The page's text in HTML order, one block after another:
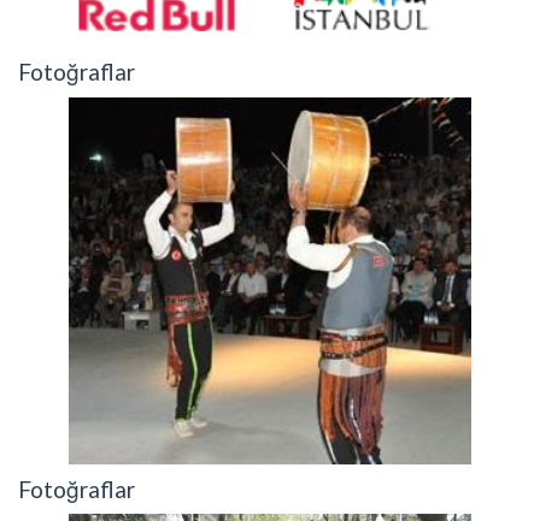
Fotoğraflar
Fotoğraflar